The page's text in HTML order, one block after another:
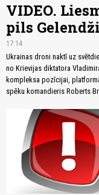
VIDEO.
pils
17:14
Ukrainas droni naktī uz
no Krievijas diktatora
kompleksa pozīcijai,
spēku komandieris Roberts